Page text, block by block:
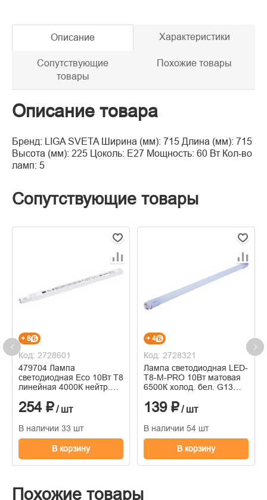
Описание Характеристики
Сопутствующие
товары
Похожие товары
Описание товара
Бренд: LIGA SVETA Ширина (мм): 715 Длина (мм): 715
Высота (мм): 225 Цоколь: E27 Мощность: 60 Вт Кол-во
ламп: 5
Сопутствующие товары
+ 8
Код: 2728601
479704 Лампа
светодиодная Eco 10Вт T8
линейная 4000К нейтр.
254 ₽/ шт
В наличии 33 шт
В корзину
+ 4
Код: 2728321
Лампа светодиодная LED-
T8-М-PRO 10Вт матовая
6500К холод. бел. G13
неповорот. IN HOME
4690612030906
139 ₽/ шт
В наличии 54 шт
В корзину
Похожие товары